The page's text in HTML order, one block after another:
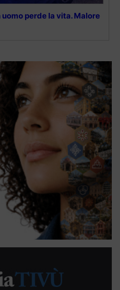
perde la vita. Malore